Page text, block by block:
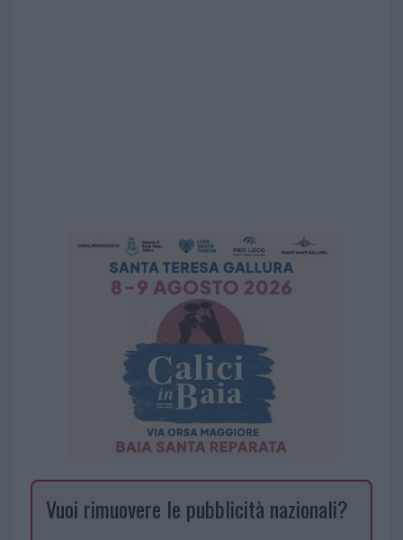
Vuoi rimuovere le pubblicità nazionali?